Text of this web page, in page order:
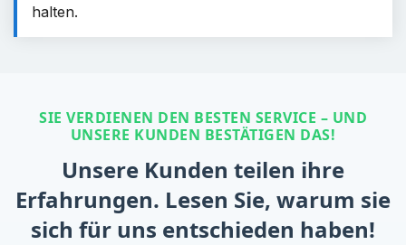
halten.
SIE VERDIENEN DEN BESTEN SERVICE – UND
UNSERE KUNDEN BESTÄTIGEN DAS!
Unsere Kunden teilen ihre
Erfahrungen. Lesen Sie, warum sie
sich für uns entschieden haben!